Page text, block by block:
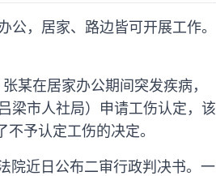
，居家、路边皆可开展工作。
某在居家办公期间突发疾病，
梁市人社局）申请工伤认定，该
予认定工伤的决定。
院近日公布二审行政判决书。一